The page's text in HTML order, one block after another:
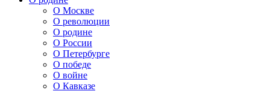
О Москве
О революции
О родине
О России
О Петербурге
О победе
О войне
О Кавказе